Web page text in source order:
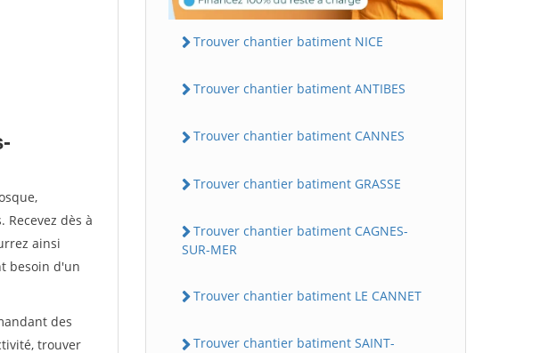
dès à
ainsi
besoin d'un
des
trouver
Trouver chantier batiment NICE
Trouver chantier batiment ANTIBES
Trouver chantier batiment CANNES
Trouver chantier batiment GRASSE
Trouver chantier batiment CAGNES-
SUR-MER
Trouver chantier batiment LE CANNET
Trouver chantier batiment SAINT-